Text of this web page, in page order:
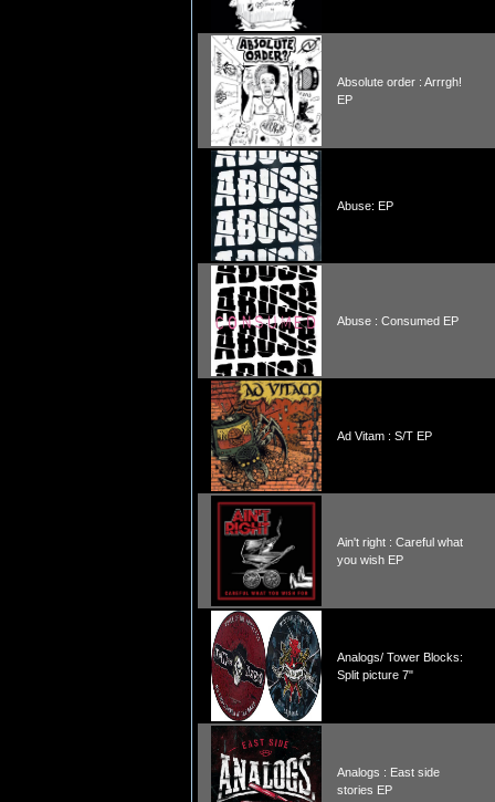
Absolute order : Arrrgh!
EP
Abuse: EP
Abuse : Consumed EP
Ad Vitam : S/T EP
Ain't right : Careful what
you wish EP
Analogs/ Tower Blocks:
Split picture 7"
Analogs : East side
stories EP